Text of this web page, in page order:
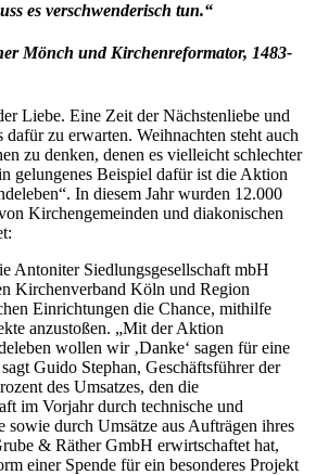
es verschwenderisch tun.“
Mönch und Kirchenreformator, 1483-
Liebe. Eine Zeit der Nächstenliebe und
dafür zu erwarten. Weihnachten steht auch
zu denken, denen es vielleicht schlechter
gelungenes Beispiel dafür ist die Aktion
In diesem Jahr wurden 12.000
Kirchengemeinden und diakonischen
Antoniter Siedlungsgesellschaft mbH
Kirchenverband Köln und Region
Einrichtungen die Chance, mithilfe
anzustoßen. „Mit der Aktion
wollen wir ‚Danke‘ sagen für eine
Guido Stephan, Geschäftsführer der
des Umsatzes, den die
im Vorjahr durch technische und
sowie durch Umsätze aus Aufträgen ihres
& Räther GmbH erwirtschaftet hat,
einer Spende für ein besonderes Projekt